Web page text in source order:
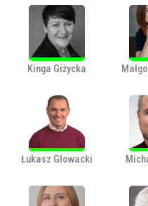
Kinga Giżycka
Łukasz Głowacki